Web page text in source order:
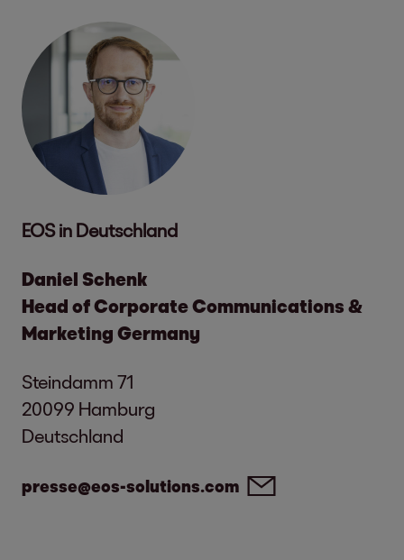
EOS in Deutschland
Daniel Schenk
Head of Corporate Communications &
Marketing Germany
Steindamm 71
20099 Hamburg
Deutschland
presse@eos-solutions.com